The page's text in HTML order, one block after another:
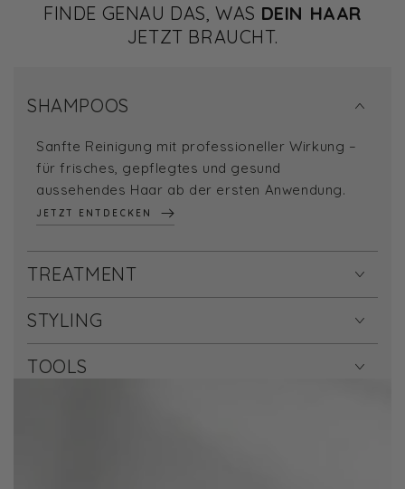
FINDE GENAU DAS, WAS DEIN HAAR
JETZT BRAUCHT.
SHAMPOOS
Sanfte Reinigung mit professioneller Wirkung –
für frisches, gepflegtes und gesund
aussehendes Haar ab der ersten Anwendung.
JETZT ENTDECKEN
TREATMENT
STYLING
TOOLS